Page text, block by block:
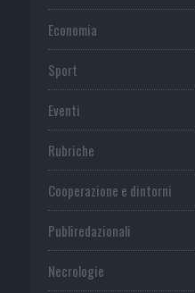
Economia
Sport
Eventi
Rubriche
Cooperazione e dintorni
Publiredazionali
Necrologie